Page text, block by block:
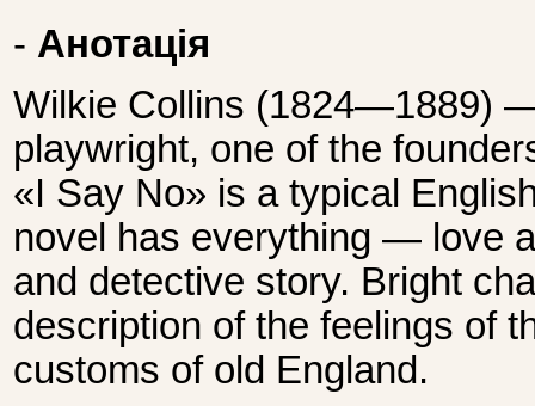
- Анотація
Wilkie Collins (1824—1889)
playwright, one of the
«I Say No» is a typical
novel has everything — love
and detective story. Bright
description of the feelings of
customs of old England.